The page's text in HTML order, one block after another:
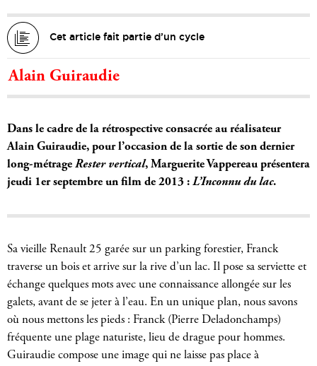
Cet article fait partie d’un cycle
Alain Guiraudie
Dans le cadre de la rétrospective consacrée au réalisateur
Alain Guiraudie, pour l’occasion de la sortie de son dernier
long-métrage Rester vertical, Marguerite Vappereau présentera
jeudi 1er septembre un film de 2013 : L’Inconnu du lac.
Sa vieille Renault 25 garée sur un parking forestier, Franck
traverse un bois et arrive sur la rive d’un lac. Il pose sa serviette et
échange quelques mots avec une connaissance allongée sur les
galets, avant de se jeter à l’eau. En un unique plan, nous savons
où nous mettons les pieds : Franck (Pierre Deladonchamps)
fréquente une plage naturiste, lieu de drague pour hommes.
Guiraudie compose une image qui ne laisse pas place à